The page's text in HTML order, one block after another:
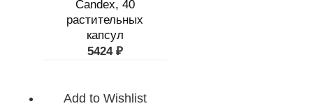
Candex, 40
растительных
капсул
5424 ₽
Add to Wishlist